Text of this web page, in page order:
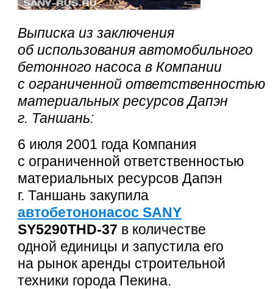
Выписка из заключения
об использования автомобильного
бетонного насоса в Компании
с ограниченной ответственностью
материальных ресурсов Дапэн
г. Таншань:
6 июля 2001 года Компания
с ограниченной ответственностью
материальных ресурсов Дапэн
г. Таншань закупила
автобетононасос SANY
SY5290THD-37 в количестве
одной единицы и запустила его
на рынок аренды строительной
техники города Пекина.